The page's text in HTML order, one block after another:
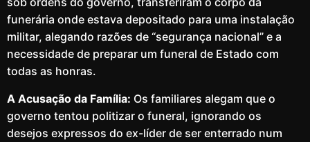
funerária onde estava depositado para uma instalação
militar, alegando razões de “segurança nacional” e a
necessidade de preparar um funeral de Estado com
todas as honras.
A Acusação da Família: Os familiares alegam que o
governo tentou politizar o funeral, ignorando os
desejos expressos do ex-líder de ser enterrado num